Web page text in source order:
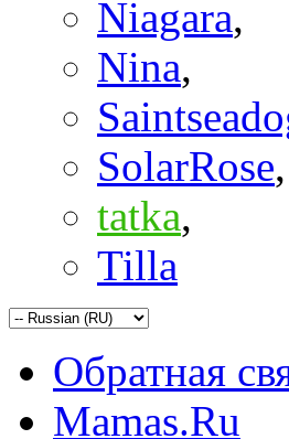
Niagara,
Nina,
SolarRose,
tatka,
Tilla
Обратная
Mamas.Ru